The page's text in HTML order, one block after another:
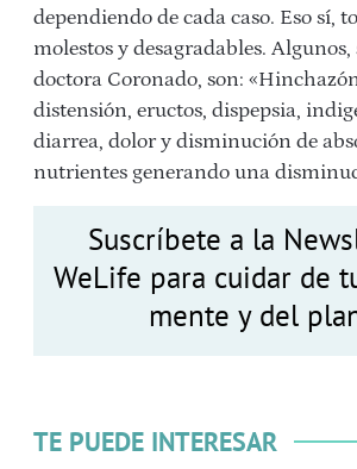
dependiendo de cada caso. Eso sí,
molestos y desagradables.
doctora Coronado, son:
distensión, eructos, dispepsia,
diarrea, dolor y disminución de
nutrientes generando una
Suscríbete a la
WeLife para cuidar de
mente y del
TE PUEDE INTERESAR